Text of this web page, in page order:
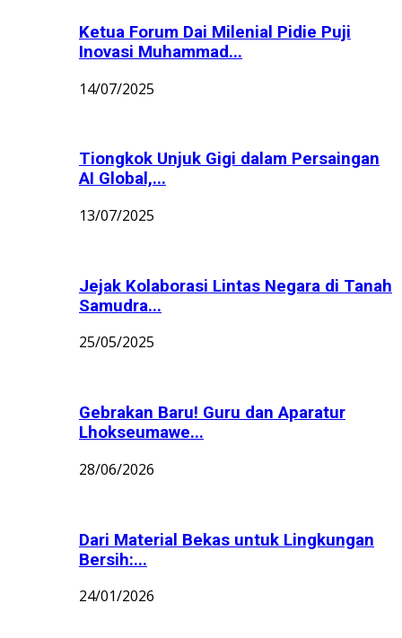
Ketua Forum Dai Milenial Pidie Puji
Inovasi Muhammad...
14/07/2025
Tiongkok Unjuk Gigi dalam Persaingan
AI Global,...
13/07/2025
Jejak Kolaborasi Lintas Negara di Tanah
Samudra...
25/05/2025
Gebrakan Baru! Guru dan Aparatur
Lhokseumawe...
28/06/2026
Dari Material Bekas untuk Lingkungan
Bersih:...
24/01/2026